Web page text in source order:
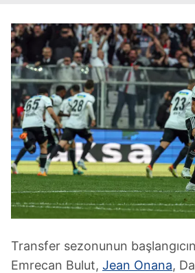
Transfer sezonunun
Emrecan Bulut, Jean Onana,